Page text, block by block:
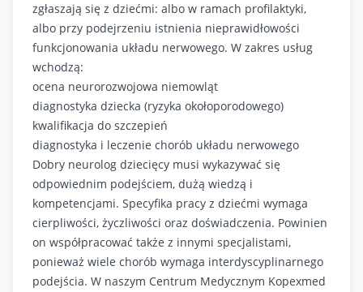
zgłaszają się z dziećmi: albo w ramach profilaktyki,
albo przy podejrzeniu istnienia nieprawidłowości
funkcjonowania układu nerwowego. W zakres usług
wchodzą:
ocena neurorozwojowa niemowląt
diagnostyka dziecka (ryzyka okołoporodowego)
kwalifikacja do szczepień
diagnostyka i leczenie chorób układu nerwowego
Dobry neurolog dziecięcy musi wykazywać się
odpowiednim podejściem, dużą wiedzą i
kompetencjami. Specyfika pracy z dziećmi wymaga
cierpliwości, życzliwości oraz doświadczenia. Powinien
on współpracować także z innymi specjalistami,
ponieważ wiele chorób wymaga interdyscyplinarnego
podejścia. W naszym Centrum Medycznym Kopexmed